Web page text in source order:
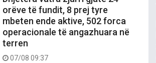
orëve të fundit, 8 prej tyre
mbeten ende aktive, 502 forca
operacionale të angazhuara në
terren
07/08 09:37